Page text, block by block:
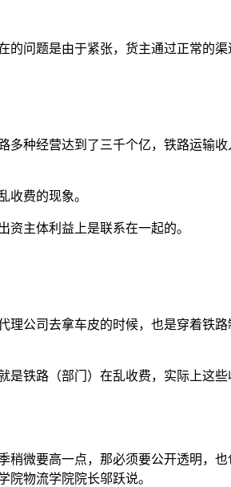
问题是由于紧张，货主通过正常的渠
种经营达到了三千个亿，铁路运输
收费的现象。
主体利益上是联系在一起的。
公司去拿车皮的时候，也是穿着铁
铁路（部门）在乱收费，实际上这
微要高一点，那必须要公开透明，
物流学院院长邬跃说。